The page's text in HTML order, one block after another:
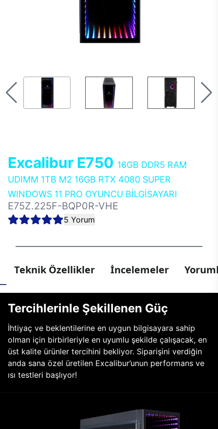
Excalibur E750 16GB DDR5 RAM
UDIMM 1TB M2 16GB RTX 4080 SUPER
WINDOWS 11 PRO OYUNCU BİLGİSAYARI
E75Z.225F-BQP0R-VHE
5 Yorum
Teknik Özellikler İncelemeler
Tercihlerinle Şekillenen Güç
İhtiyaç ve beklentilerine en uygun bilgisayara sahip
olman için birbirleriyle en uyumlu şekilde çalışacak, en
üst kalite ürünler tercihini bekliyor. Siparişini verdiğin
anda sana özel üretilen Excalibur’unun performans ve
ısı testleri başlıyor!